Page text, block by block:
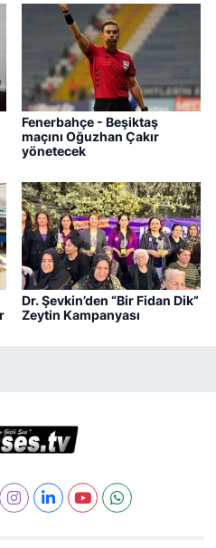
Fenerbahçe - Beşiktaş
maçını Oğuzhan Çakır
yönetecek
Dr. Şevkin’den “Bir Fidan Dik”
Zeytin Kampanyası